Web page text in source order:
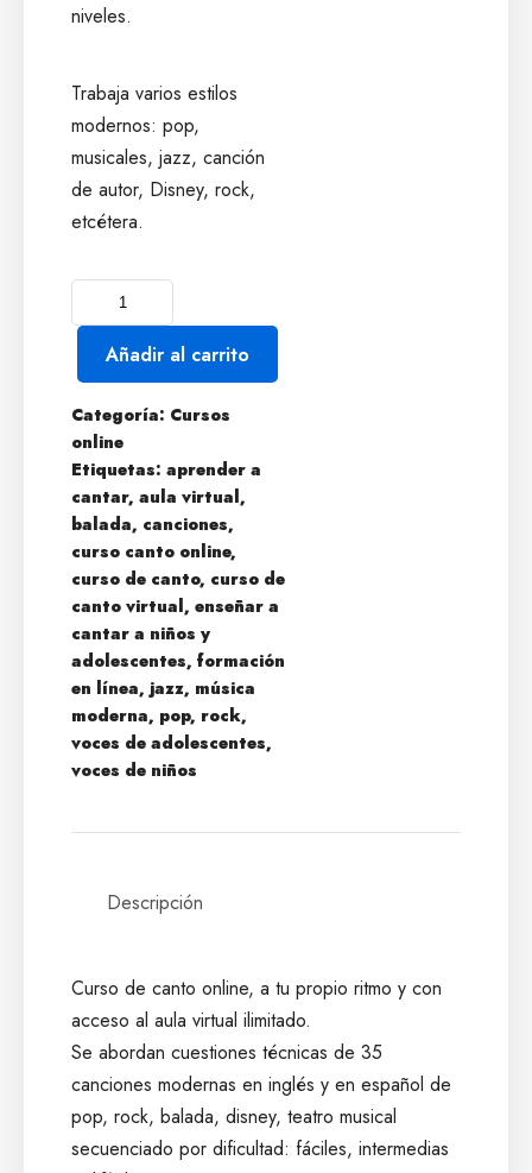
niveles.
Trabaja varios estilos
modernos: pop,
musicales, jazz, canción
de autor, Disney, rock,
etcétera.
Añadir al carrito
Categoría: Cursos
online
Etiquetas: aprender a
cantar, aula virtual,
balada, canciones,
curso canto online,
curso de canto, curso de
canto virtual, enseñar a
cantar a niños y
adolescentes, formación
en línea, jazz, música
moderna, pop, rock,
voces de adolescentes,
voces de niños
Descripción
Curso de canto online, a tu propio ritmo y con
acceso al aula virtual ilimitado.
Se abordan cuestiones técnicas de 35
canciones modernas en inglés y en español de
pop, rock, balada, disney, teatro musical
secuenciado por dificultad: fáciles, intermedias